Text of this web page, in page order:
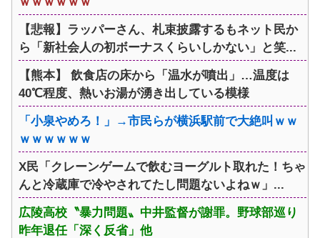
【悲報】ラッパーさん、札束披露するもネット民か
ら「新社会人の初ボーナスくらいしかない」と笑...
【熊本】 飲食店の床から「温水が噴出」…温度は
40℃程度、熱いお湯が湧き出している模様
「小泉やめろ！」→市民らが横浜駅前で大絶叫ｗｗ
ｗｗｗｗｗｗ
X民「クレーンゲームで飲むヨーグルト取れた！ちゃ
んと冷蔵庫で冷やされてたし問題ないよねｗ」...
広陵高校〝暴力問題〟中井監督が謝罪。野球部巡り
昨年退任「深く反省」他